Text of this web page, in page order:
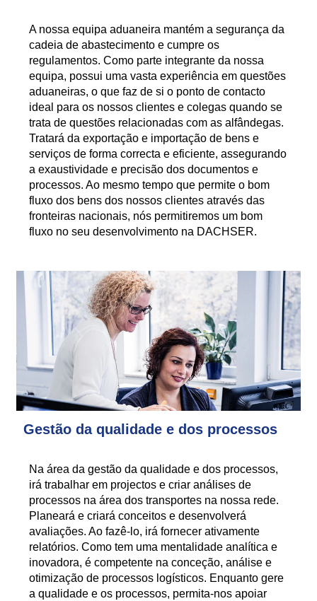
A nossa equipa aduaneira mantém a segurança da
cadeia de abastecimento e cumpre os
regulamentos. Como parte integrante da nossa
equipa, possui uma vasta experiência em questões
aduaneiras, o que faz de si o ponto de contacto
ideal para os nossos clientes e colegas quando se
trata de questões relacionadas com as alfândegas.
Tratará da exportação e importação de bens e
serviços de forma correcta e eficiente, assegurando
a exaustividade e precisão dos documentos e
processos. Ao mesmo tempo que permite o bom
fluxo dos bens dos nossos clientes através das
fronteiras nacionais, nós permitiremos um bom
fluxo no seu desenvolvimento na DACHSER.
Gestão da qualidade e dos processos
Na área da gestão da qualidade e dos processos,
irá trabalhar em projectos e criar análises de
processos na área dos transportes na nossa rede.
Planeará e criará conceitos e desenvolverá
avaliações. Ao fazê-lo, irá fornecer ativamente
relatórios. Como tem uma mentalidade analítica e
inovadora, é competente na conceção, análise e
otimização de processos logísticos. Enquanto gere
a qualidade e os processos, permita-nos apoiar